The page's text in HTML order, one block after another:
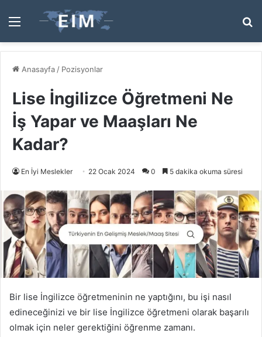
Menü
...
Anasayfa / Pozisyonlar
Lise İngilizce Öğretmeni Ne
İş Yapar ve Maaşları Ne
Kadar?
En İyi Meslekler 22 Ocak 2024 0 5 dakika okuma süresi
Bir lise İngilizce öğretmeninin ne yaptığını, bu işi nasıl
edineceğinizi ve bir lise İngilizce öğretmeni olarak başarılı
olmak için neler gerektiğini öğrenme zamanı.